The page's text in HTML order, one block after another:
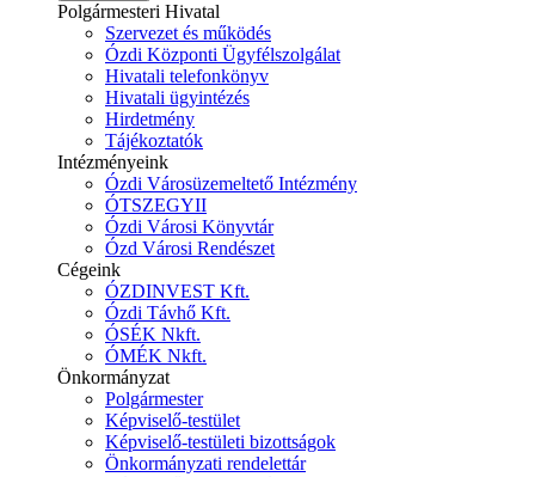
Polgármesteri Hivatal
Szervezet és működés
Ózdi Központi Ügyfélszolgálat
Hivatali telefonkönyv
Hivatali ügyintézés
Hirdetmény
Tájékoztatók
Intézményeink
Ózdi Városüzemeltető Intézmény
ÓTSZEGYII
Ózdi Városi Könyvtár
Ózd Városi Rendészet
Cégeink
ÓZDINVEST Kft.
Ózdi Távhő Kft.
ÓSÉK Nkft.
ÓMÉK Nkft.
Önkormányzat
Polgármester
Képviselő-testület
Képviselő-testületi bizottságok
Önkormányzati rendelettár